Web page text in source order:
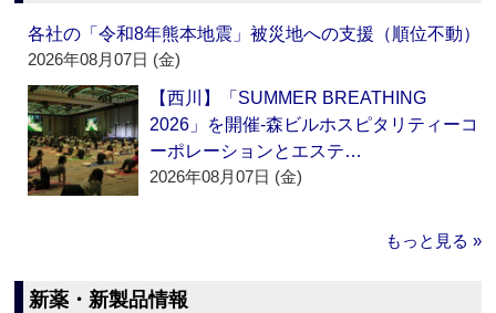
各社の「令和8年熊本地震」被災地への支援（順位不動）
2026年08月07日 (金)
【西川】「SUMMER BREATHING
2026」を開催‐森ビルホスピタリティーコ
ーポレーションとエステ…
2026年08月07日 (金)
もっと見る »
新薬・新製品情報